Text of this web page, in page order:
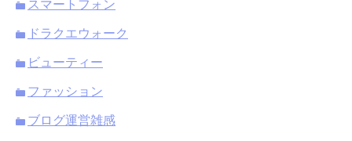
スマートフォン
ドラクエウォーク
ビューティー
ファッション
ブログ運営雑感